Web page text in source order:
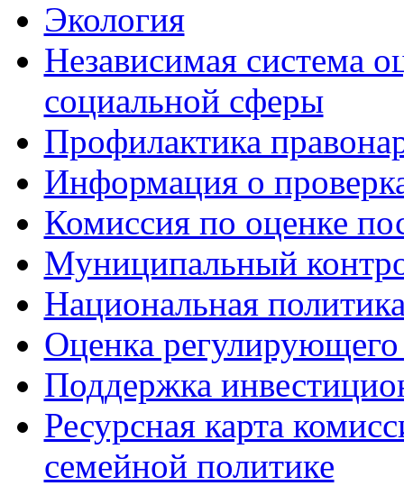
Экология
Независимая система
социальной сферы
Профилактика
Информация о
Комиссия по оценке
Муниципальный
Национальная
Оценка регулирующего
Поддержка
Ресурсная карта
семейной политике